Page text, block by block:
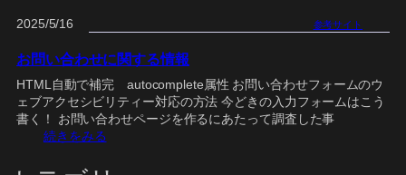
シ
ー
テ
ス
ト
2025/5/16 参考サイト
お問い合わせに関する情報
HTML自動で補完 autocomplete属性 お問い合わせフォームのウ
ェブアクセシビリティー対応の方法 今どきの入力フォームはこう
書く！ お問い合わせページを作るにあたって調査した事
続きをみる
問